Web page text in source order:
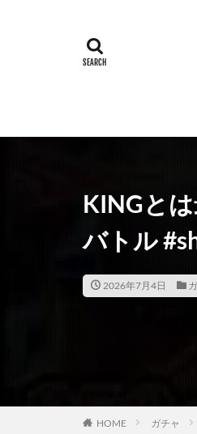
KINGと
バトル
2026年7月4日
HOME ガチャ